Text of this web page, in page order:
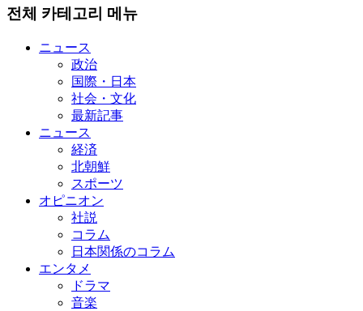
전체 카테고리 메뉴
ニュース
政治
国際・日本
社会・文化
最新記事
ニュース
経済
北朝鮮
スポーツ
オピニオン
社説
コラム
日本関係のコラム
エンタメ
ドラマ
音楽